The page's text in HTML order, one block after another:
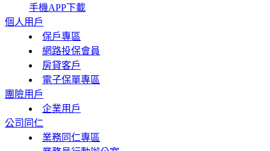
手機APP下載
個人用戶
保戶專區
網路投保會員
房貸客戶
電子保單專區
團險用戶
企業用戶
公司同仁
業務同仁專區